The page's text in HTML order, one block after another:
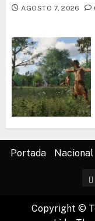
AGOSTO 7, 2026
Portada Nacional
Copyright ©